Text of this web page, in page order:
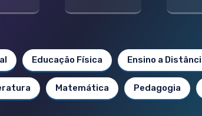
Educação Física Ensino a
Matemática Pedagogia